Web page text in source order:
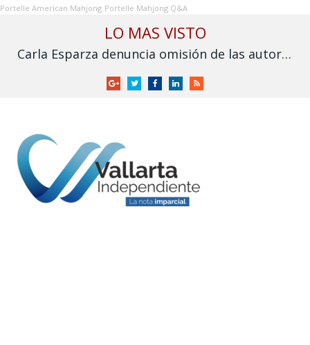
Portelle American Mahjong Portelle Mahjong Q&A
LO MAS VISTO
Carla Esparza denuncia omisión de las autoridades por inundación en Nuevo Nayarit
GoogleTwitterFacebookLinkedInRSS